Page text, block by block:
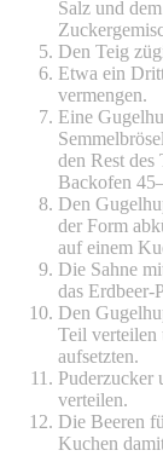
Salz und
Den Teig
Etwa ein
vermengen.
Eine
den Rest
Backofen
Den
der Form
auf einem
Die Sahne
das Erdbeer-
Den
Teil verteilen
aufsetzten.
Puderzucker
verteilen.
Die Beeren
Kuchen